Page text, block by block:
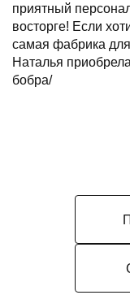
приятный
восторге! Если
самая фабрика
Наталья
бобра/